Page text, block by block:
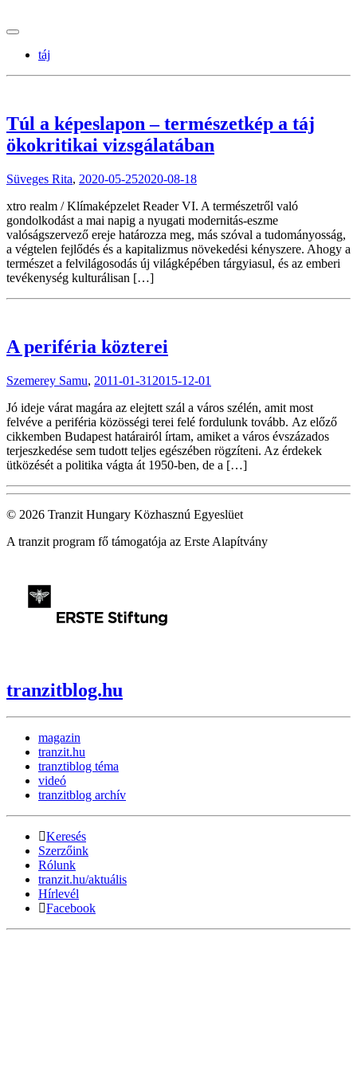
táj
Túl a képeslapon – természetkép a táj
ökokritikai vizsgálatában
Süveges Rita, 2020-05-252020-08-18
xtro realm / Klímaképzelet Reader VI. A természetről való
gondolkodást a mai napig a nyugati modernitás-eszme
valóságszervező ereje határozza meg, más szóval a tudományosság,
a végtelen fejlődés és a kapitalizmus növekedési kényszere. Ahogy a
természet a felvilágosodás új világképében tárgyiasul, és az emberi
tevékenység kulturálisan […]
A periféria közterei
Szemerey Samu, 2011-01-31 2015-12-01
Jó ideje várat magára az elejtett szál a város szélén, amit most
felvéve a periféria közösségi terei felé fordulunk tovább. Az előző
cikkemben Budapest határairól írtam, amiket a város évszázados
terjeszkedése sem tudott teljes egészében rögzíteni. Az érdekek
ütközését a politika vágta át 1950-ben, de a […]
© 2026 Tranzit Hungary Közhasznú Egyeslüet
A tranzit program fő támogatója az Erste Alapítvány
tranzitblog.hu
magazin
tranzit.hu
tranztiblog téma
videó
tranzitblog archív
Keresés
Szerzőink
Rólunk
tranzit.hu/aktuális
Hírlevél
Facebook